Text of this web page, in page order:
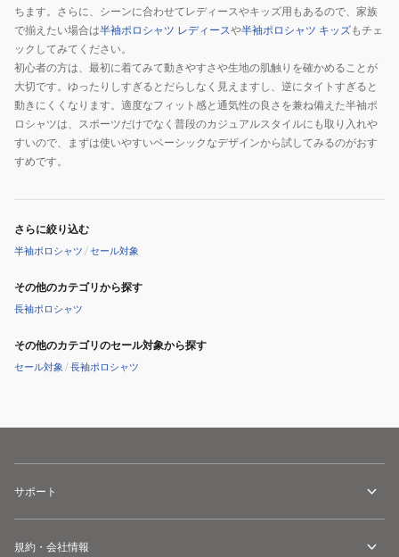
ちます。さらに、シーンに合わせてレディースやキッズ用もあるので、家族
で揃えたい場合は半袖ポロシャツ レディースや半袖ポロシャツ キッズもチェ
ックしてみてください。
初心者の方は、最初に着てみて動きやすさや生地の肌触りを確かめることが
大切です。ゆったりしすぎるとだらしなく見えますし、逆にタイトすぎると
動きにくくなります。適度なフィット感と通気性の良さを兼ね備えた半袖ポ
ロシャツは、スポーツだけでなく普段のカジュアルスタイルにも取り入れや
すいので、まずは使いやすいベーシックなデザインから試してみるのがおす
すめです。
さらに絞り込む
半袖ポロシャツ /セール対象
その他のカテゴリから探す
長袖ポロシャツ
その他のカテゴリのセール対象から探す
セール対象 /長袖ポロシャツ
サポート
規約・会社情報